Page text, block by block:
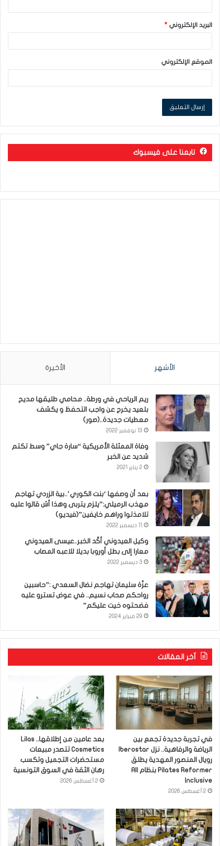
البريد الإلكتروني *
الموقع الإلكتروني
تابعنا على فيسبوك
الأشهر الأخيرة
ريم الرياحي في ورطة.. محامي طليقها مديح
بلعيد يخرج عن واجب التحفظ و يكشف
معطيات جديدة..(صور)
13 نوفمبر 2022
وفاة الممثلة الأمريكية “سارة جاي” وسط تكتم
شديد عن الخبر
2 يناير 2021
بعد أن وصفها ‘بنت الكوري’..بية الزردي تهاجم
مهذب الرميلي:”يلزم يتربى وهذا أش قالوا عليه
تلامذتوا وراهم خايفين”(فيديو)
وكيل العيدوني أكّد الخبر..عيسى العيدوني
معارا إلى بطل أوروبا بديلا للاعبه المصاب
3 ديسمبر 2022
عزّة سليمان تهاجم نضال السعدي :”حاسبين
رواحكم صحاب نسيم.. في عوض تسترو عليه
فضحتوه خيت عليكم”
29 فبراير 2024
آخر المقالات
في تجربة جديدة تجمع بين
رويال المنصور المهدية يطلق
Pilates Reformer بنظام All
Inclusive
2 أغسطس 2026
بعد عامين من إطلاقها.. Lilas
Cosmetics تتصدر مبيعات
مستحضرات التجميل وتكسب
رهان الثقة في السوق التونسية
2 أغسطس 2026